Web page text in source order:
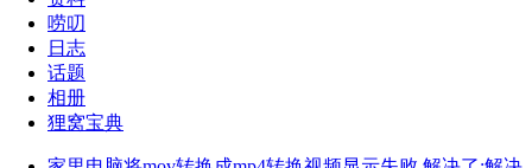
唠叨
日志
话题
相册
狸窝宝典